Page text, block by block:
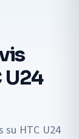
U24
HTC U24